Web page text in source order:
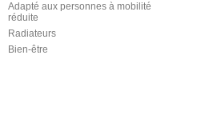
Adapté aux personnes à mobilité
réduite
Radiateurs
Bien-être